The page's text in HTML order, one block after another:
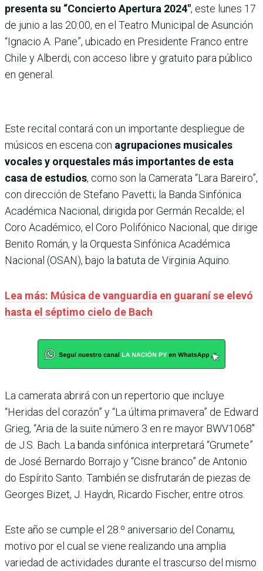
presenta su “Concierto Apertura 2024″, este lunes 17
de junio a las 20:00, en el Teatro Municipal de Asunción
“Ignacio A. Pane”, ubicado en Presidente Franco entre
Chile y Alberdi, con acceso libre y gratuito para público
en general.
Este recital contará con un importante despliegue de
músicos en escena con agrupaciones musicales
vocales y orquestales más importantes de esta
casa de estudios, como son la Camerata “Lara Bareiro”,
con dirección de Stefano Pavetti; la Banda Sinfónica
Académica Nacional, dirigida por Germán Recalde; el
Coro Académico, el Coro Polifónico Nacional, que dirige
Benito Román, y la Orquesta Sinfónica Académica
Nacional (OSAN), bajo la batuta de Virginia Aquino.
Lea más: Música de vanguardia en guaraní se elevó
hasta el séptimo cielo de Bach
La camerata abrirá con un repertorio que incluye
“Heridas del corazón” y “La última primavera” de Edward
Grieg, “Aria de la suite número 3 en re mayor BWV1068″
de J.S. Bach. La banda sinfónica interpretará “Grumete”
de José Bernardo Borrajo y “Cisne branco” de Antonio
do Espírito Santo. También se disfrutarán de piezas de
Georges Bizet, J. Haydn, Ricardo Fischer, entre otros.
Este año se cumple el 28.º aniversario del Conamu,
motivo por el cual se viene realizando una amplia
variedad de actividades durante el trascurso del mismo